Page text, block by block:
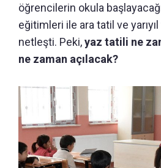
öğrencilerin okula
eğitimleri ile ara tatil ve
netleşti. Peki,yaz tatili ne
ne zaman açılacak?